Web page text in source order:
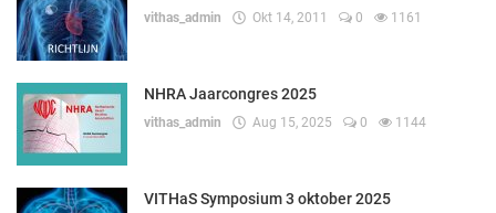
vithas_admin Okt 14, 2011 0 1161
NHRA Jaarcongres 2025
vithas_admin Aug 15, 2025 0 1144
VITHaS Symposium 3 oktober 2025